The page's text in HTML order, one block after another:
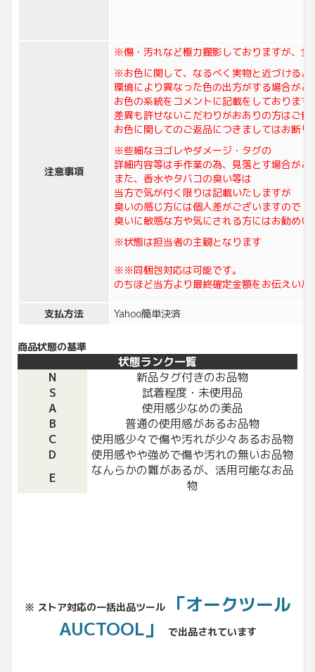
注意事項
※傷・汚れなど極力撮影しておりますが、
※お色に関して、なるべく実物と近づけるよ
環境により異なった色の出方がする場合がご
お色の系統をコメントに記載をしておりま
差異も許せないこだわりがおありの方はご
お色に関してのご返品につきましてはお断り
※些細なヨゴレやダメージ・タグの
詳細内容等は手作業の為、見落とす場合がご
また、香水やタバコの臭い等は
当方で気が付く限りは記載いたしますが
臭いの感じ方には個人差がございますので
臭いに敏感な方や気にされる方にはお勧めい
※状態は担当者の主観となります
※※同梱包対応は可能です。
のちほど当方より最終確定金額をお伝えいた
支払方法 Yahoo簡単決済
商品状態の基準
状態ランク一覧
N
新品タグ付きのお品物
S
試着程度・未使用品
A
使用感少なめの美品
B
普通の使用感があるお品物
C
使用感少々で傷や汚れが少々あるお品物
D
使用感やや強めで傷や汚れの無いお品物
E
なんらかの難があるが、活用可能なお品
物
※ ストア対応の一括出品ツール
「オークツール
AUCTOOL」
で出品されています